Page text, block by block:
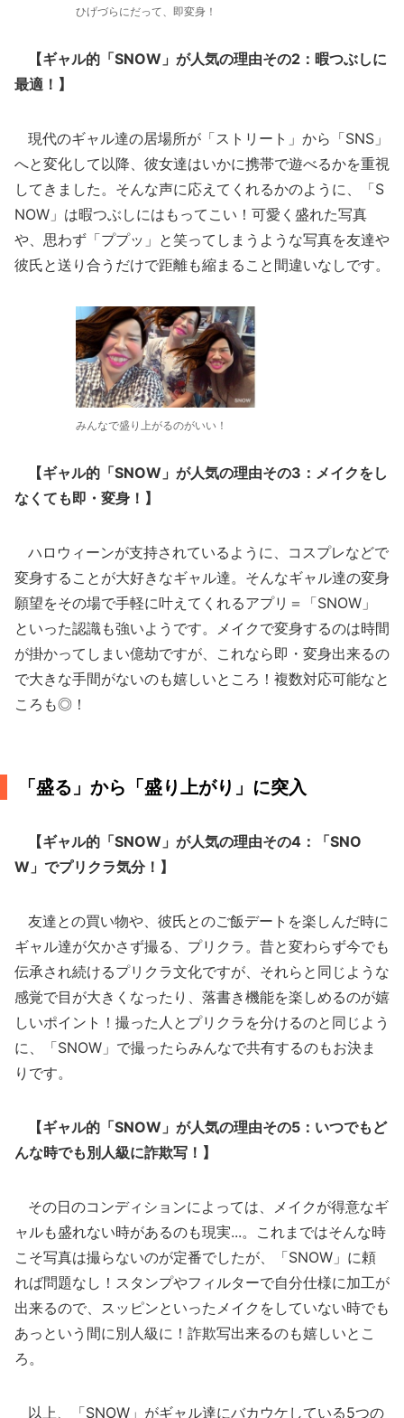
ひげづらにだって、即変身！
【ギャル的「SNOW」が人気の理由その2：暇つぶしに
最適！】
現代のギャル達の居場所が「ストリート」から「SNS」
へと変化して以降、彼女達はいかに携帯で遊べるかを重視
してきました。そんな声に応えてくれるかのように、「S
NOW」は暇つぶしにはもってこい！可愛く盛れた写真
や、思わず「ププッ」と笑ってしまうような写真を友達や
彼氏と送り合うだけで距離も縮まること間違いなしです。
みんなで盛り上がるのがいい！
【ギャル的「SNOW」が人気の理由その3：メイクをし
なくても即・変身！】
ハロウィーンが支持されているように、コスプレなどで
変身することが大好きなギャル達。そんなギャル達の変身
願望をその場で手軽に叶えてくれるアプリ＝「SNOW」
といった認識も強いようです。メイクで変身するのは時間
が掛かってしまい億劫ですが、これなら即・変身出来るの
で大きな手間がないのも嬉しいところ！複数対応可能なと
ころも◎！
「盛る」から「盛り上がり」に突入
【ギャル的「SNOW」が人気の理由その4：「SNO
W」でプリクラ気分！】
友達との買い物や、彼氏とのご飯デートを楽しんだ時に
ギャル達が欠かさず撮る、プリクラ。昔と変わらず今でも
伝承され続けるプリクラ文化ですが、それらと同じような
感覚で目が大きくなったり、落書き機能を楽しめるのが嬉
しいポイント！撮った人とプリクラを分けるのと同じよう
に、「SNOW」で撮ったらみんなで共有するのもお決ま
りです。
【ギャル的「SNOW」が人気の理由その5：いつでもど
んな時でも別人級に詐欺写！】
その日のコンディションによっては、メイクが得意なギ
ャルも盛れない時があるのも現実...。これまではそんな時
こそ写真は撮らないのが定番でしたが、「SNOW」に頼
れば問題なし！スタンプやフィルターで自分仕様に加工が
出来るので、スッピンといったメイクをしていない時でも
あっという間に別人級に！詐欺写出来るのも嬉しいとこ
ろ。
以上、「SNOW」がギャル達にバカウケしている5つの